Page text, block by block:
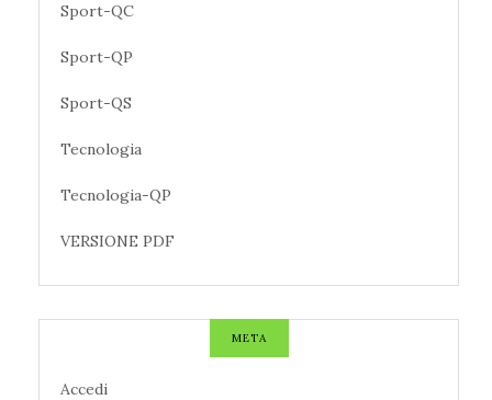
Sport-QC
Sport-QP
Sport-QS
Tecnologia
Tecnologia-QP
VERSIONE PDF
META
Accedi